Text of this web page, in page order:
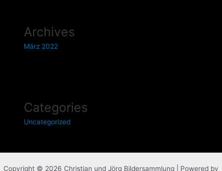
Archives
März 2022
Categories
Uncategorized
Copyright © 2026 Christian und Jörg Bildersammlung | Powered by